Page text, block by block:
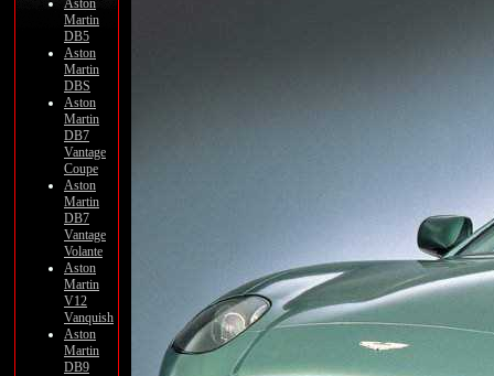
Aston
Martin
DB5
Aston
Martin
DBS
Aston
Martin
DB7
Vantage
Coupe
Aston
Martin
DB7
Vantage
Volante
Aston
Martin
V12
Vanquish
Aston
Martin
DB9